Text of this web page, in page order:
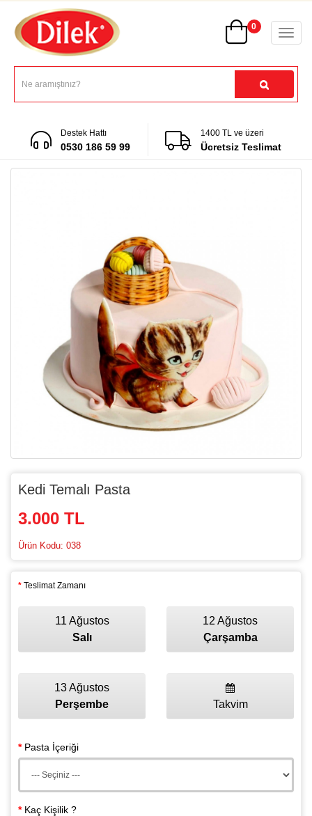
0
Destek Hattı
0530 186 59 99
1400 TL ve üzeri
Ücretsiz Teslimat
Kedi Temalı Pasta
3.000 TL
Ürün Kodu: 038
Teslimat Zamanı
11 Ağustos
Salı
12 Ağustos
Çarşamba
13 Ağustos
Perşembe
Takvim
Pasta İçeriği
Kaç Kişilik ?